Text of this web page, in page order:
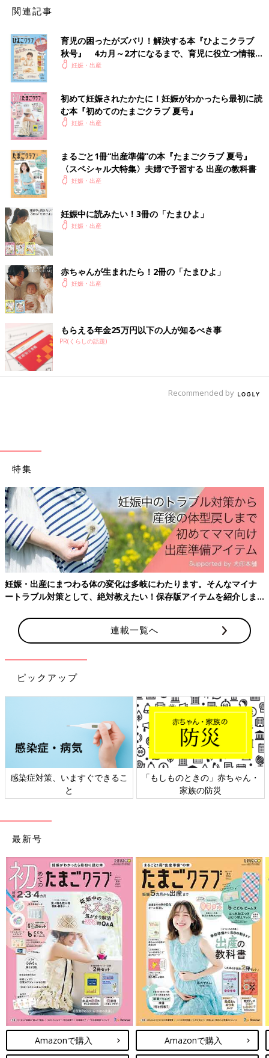
くない？
【Ｑ5】あぐらはかいてもいいですか？
【Ｑ6】横座りは 骨盤に悪いでしょうか？
【Ｑ7】脚を組むのは やめたほうがいい？
【Ｑ8】骨盤のゆがみを取ると いわれる動き（回すなど）は しな
いほうがいい？
【Ｑ9】妊娠中は重いものを 持ってはいけないの？
【Ｑ10】布団の上げ下ろしは やめたほうがいい？
【Ｑ11】妊娠中に引っ越しの 予定があり、不安…
【Ｑ12】背伸びをしちゃダメ？
【Ｑ13】うつぶせ寝はしちゃダメ？
【Ｑ14】便秘で踏ん張ったとき、 赤ちゃんが流れないか不安…
【Ｑ15】便秘解消におなかをもむ、 さするなどするのは やめた
ほうがいい？
【Ｑ16】上の子の抱っこはOK？ 流産の原因になることは？
【Ｑ17】上の子への授乳は、 流産の原因になる？
疑問の数々を帝京大学医学部附属病院、総合周
産期母子医療センター長、笹森幸文先生に聞き
ました。今回は、日常生活の気がかり「動作」
に関するＱ＆Ａです。
お出かけ
【Ｑ1】妊娠したら、あまり外出しないほうがいいの？
【Ｑ2】外出するとつい歩きすぎてしまいますが、よくないでし
ょうか？
【Ｑ3】自転車は、絶対にNG？
【Ｑ4】スクーターはNG？
【Ｑ5】車の運転はしてもいい？
【Ｑ7】車に乗っているときの振動は、赤ちゃんに影響する？
【Ｑ8】満員電車のラッシュは 避けたほうがいい？
【Ｑ9】新幹線での長距離移動はOK?
【Ｑ10】飛行機に乗ってもいい？
【Ｑ11】船の揺れは赤ちゃんによくない？
【Ｑ12】夜行バスに乗ってもいい？
【Ｑ13】温泉に入ってもいい？
【Ｑ15】スーパー銭湯などで、雑菌が腟ちつに入ることは？
【Ｑ16】サウナは低温サウナでも入らないほうがいい？
【Ｑ17】砂蒸しぶろは入らないほうがいい？
【Ｑ18】できるだけ、混雑するスポットは避けるべき？
【Ｑ19】遊園地の乗り物はダメ？
【Ｑ20】動物園や水族館へ行ってもいい？
【Ｑ21】動物園の小動物触れ合いコーナーで遊んじゃダメ？
【Ｑ22】海外旅行の予定があるけれど、やめたほうがいい？
関連記事
育児の困ったがズバリ！解決する本『ひよこクラブ
秋号』 4カ月～2才になるまで、育児に役立つ情報が
いっぱい！
妊娠・出産
初めて妊娠されたかたに！妊娠がわかったら最初に読
む本『初めてのたまごクラブ 夏号』
妊娠・出産
まるごと1冊“出産準備”の本『たまごクラブ 夏号』
〈スペシャル大特集〉夫婦で予習する 出産の教科書
妊娠・出産
妊娠中に読みたい！3冊の「たまひよ」
妊娠・出産
赤ちゃんが生まれたら！2冊の「たまひよ」
妊娠・出産
もらえる年金25万円以下の人が知るべき事
PR(くらしの話題)
Recommended by
特集
妊娠・出産にまつわる体の変化は多岐にわたります。そんなマイナ
ートラブル対策として、絶対教えたい！保存版アイテムを紹介しま
連載一覧へ
ピックアップ
感染症対策、いますぐできるこ
と
「もしものときの」赤ちゃん・
家族の防災
最新号
Amazonで購入 Amazonで購入